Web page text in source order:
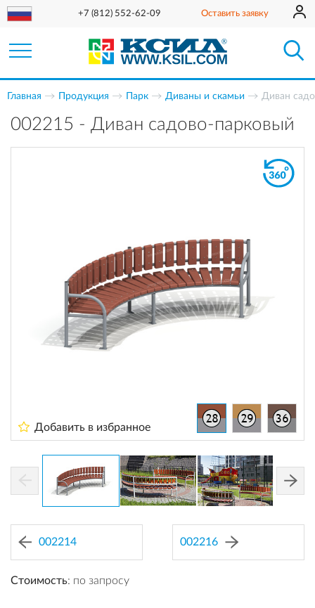
+7 (812) 552-62-09 Оставить заявку
Главная Продукция Парк Диваны и скамьи Диван
002215 - Диван садово-парковый
Добавить в избранное
002214 002216
Стоимость: по запросу